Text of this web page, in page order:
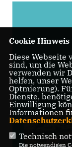
Cookie Hinweis
Diese Webseite
sind, um die
verwenden wir
helfen, unser
Optmierung).
Dienste,
Einwilligung
Informationen
Technisch
Die notwendigen